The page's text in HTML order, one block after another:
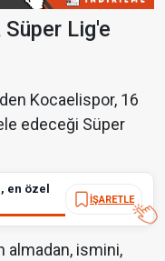
Süper Lig'e
Kocaelispor, 16
edeceği Süper
en özel
İŞARETLE
almadan, ismini,